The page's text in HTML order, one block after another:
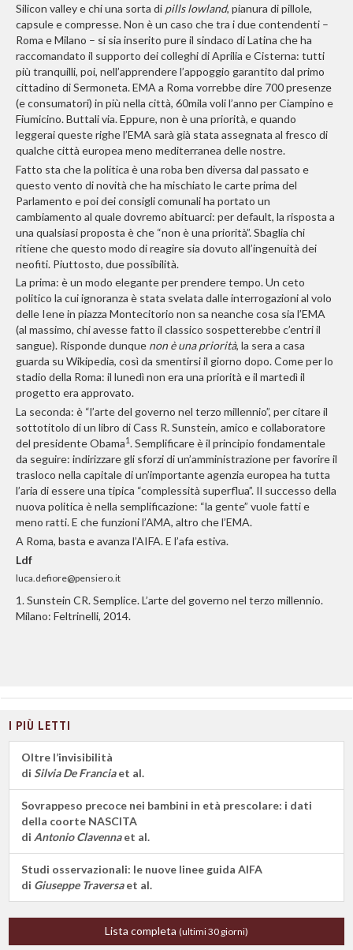
Silicon valley e chi una sorta di pills lowland, pianura di pillole,
capsule e compresse. Non è un caso che tra i due contendenti –
Roma e Milano – si sia inserito pure il sindaco di Latina che ha
raccomandato il supporto dei colleghi di Aprilia e Cisterna: tutti
più tranquilli, poi, nell’apprendere l’appoggio garantito dal primo
cittadino di Sermoneta. EMA a Roma vorrebbe dire 700 presenze
(e consumatori) in più nella città, 60mila voli l’anno per Ciampino e
Fiumicino. Buttali via. Eppure, non è una priorità, e quando
leggerai queste righe l’EMA sarà già stata assegnata al fresco di
qualche città europea meno mediterranea delle nostre.
Fatto sta che la politica è una roba ben diversa dal passato e
questo vento di novità che ha mischiato le carte prima del
Parlamento e poi dei consigli comunali ha portato un
cambiamento al quale dovremo abituarci: per default, la risposta a
una qualsiasi proposta è che “non è una priorità”. Sbaglia chi
ritiene che questo modo di reagire sia dovuto all’ingenuità dei
neofiti. Piuttosto, due possibilità.
La prima: è un modo elegante per prendere tempo. Un ceto
politico la cui ignoranza è stata svelata dalle interrogazioni al volo
delle Iene in piazza Montecitorio non sa neanche cosa sia l’EMA
(al massimo, chi avesse fatto il classico sospetterebbe c’entri il
sangue). Risponde dunque non è una priorità, la sera a casa
guarda su Wikipedia, così da smentirsi il giorno dopo. Come per lo
stadio della Roma: il lunedì non era una priorità e il martedì il
progetto era approvato.
La seconda: è “l’arte del governo nel terzo millennio”, per citare il
sottotitolo di un libro di Cass R. Sunstein, amico e collaboratore
del presidente Obama1. Semplificare è il principio fondamentale
da seguire: indirizzare gli sforzi di un’amministrazione per favorire il
trasloco nella capitale di un’importante agenzia europea ha tutta
l’aria di essere una tipica “complessità superflua”. Il successo della
nuova politica è nella semplificazione: “la gente” vuole fatti e
meno ratti. E che funzioni l’AMA, altro che l’EMA.
A Roma, basta e avanza l’AIFA. E l’afa estiva.
Ldf
luca.defiore@pensiero.it
1. Sunstein CR. Semplice. L’arte del governo nel terzo millennio.
Milano: Feltrinelli, 2014.
I PIÙ LETTI
Oltre l’invisibilità
di Silvia De Franciaet al.
Sovrappeso precoce nei bambini in età prescolare: i dati
della coorte NASCITA
di Antonio Clavennaet al.
Studi osservazionali: le nuove linee guida AIFA
di Giuseppe Traversaet al.
Lista completa (ultimi 30 giorni)